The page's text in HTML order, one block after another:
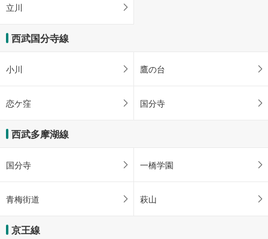
立川
西武国分寺線
小川 鷹の台
恋ケ窪 国分寺
西武多摩湖線
国分寺 一橋学園
青梅街道 萩山
京王線